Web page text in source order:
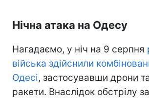
Нічна атака на Одесу
Нагадаємо, у ніч на 9 серпня
війська здійснили
Одесі, застосувавши дрони
ракети. Внаслідок обстрілу